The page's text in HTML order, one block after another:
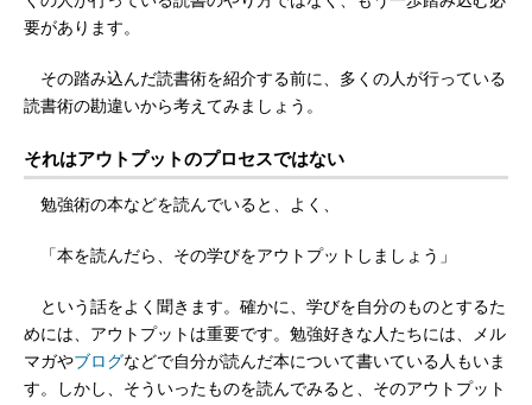
要があります。
その踏み込んだ読書術を紹介する前に、多くの人が行っている
読書術の勘違いから考えてみましょう。
それはアウトプットのプロセスではない
勉強術の本などを読んでいると、よく、
「本を読んだら、その学びをアウトプットしましょう」
という話をよく聞きます。確かに、学びを自分のものとするた
めには、アウトプットは重要です。勉強好きな人たちには、メル
マガやブログなどで自分が読んだ本について書いている人もいま
す。しかし、そういったものを読んでみると、そのアウトプット